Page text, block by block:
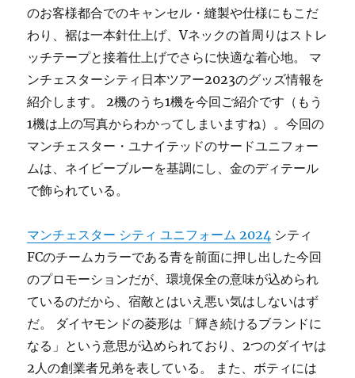
のお客様都合でのキャンセル・縫製や仕様にもこだ
わり、裾は一本針仕上げ、Vネックの首周りはストレ
ッチテープと接着仕上げでさらに快適な着心地。 マ
ンチェスターシティ日本ツアー2023のグッズ情報を
紹介します。 2機のうち1機を今回ご紹介です（もう
1機は上の写真からわかってしまいますね）。今回の
マンチェスター・ユナイテッドのサードユニフォー
ムは、ネイビーブルーを基調にし、金のディテール
で飾られている。
マンチェスター シティ ユニフォーム 2024 シティ
FCのチームカラーである青を前面に押し出した今回
のプロモーションだが、環境保全の意味が込められ
ているのだから、宿敵とはいえ悪い気はしないはず
だ。 ダイヤモンドの菱形は「輝き続けるブランドに
なる」という意思が込められており、2つのダイヤは
2人の創業者兄弟を表している。 また、ボティには